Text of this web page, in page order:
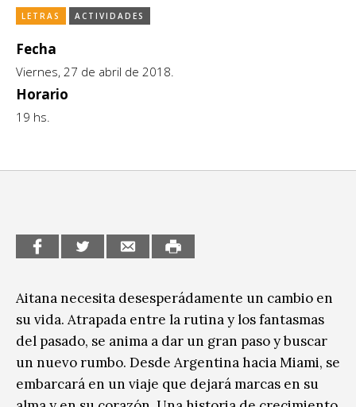
CCE en el interior/libros
Espacio itinerante de lectura infantil
Exposiciones
Formación
Género y Diversidad
Infantil y Juvenil
Letras
Música
LETRAS ACTIVIDADES
Fecha
Viernes, 27 de abril de 2018.
Horario
19 hs.
Aitana necesita desesperádamente un cambio en
su vida. Atrapada entre la rutina y los fantasmas
del pasado, se anima a dar un gran paso y buscar
un nuevo rumbo. Desde Argentina hacia Miami, se
embarcará en un viaje que dejará marcas en su